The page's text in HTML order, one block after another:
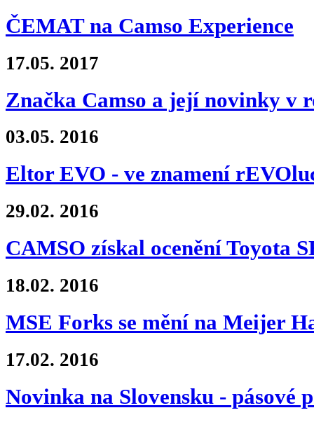
ČEMAT na Camso Experience
17.05. 2017
Značka Camso a její novinky v
03.05. 2016
Eltor EVO - ve znamení
29.02. 2016
CAMSO získal ocenění Toyota
18.02. 2016
MSE Forks se mění na Meijer
17.02. 2016
Novinka na Slovensku - pásové